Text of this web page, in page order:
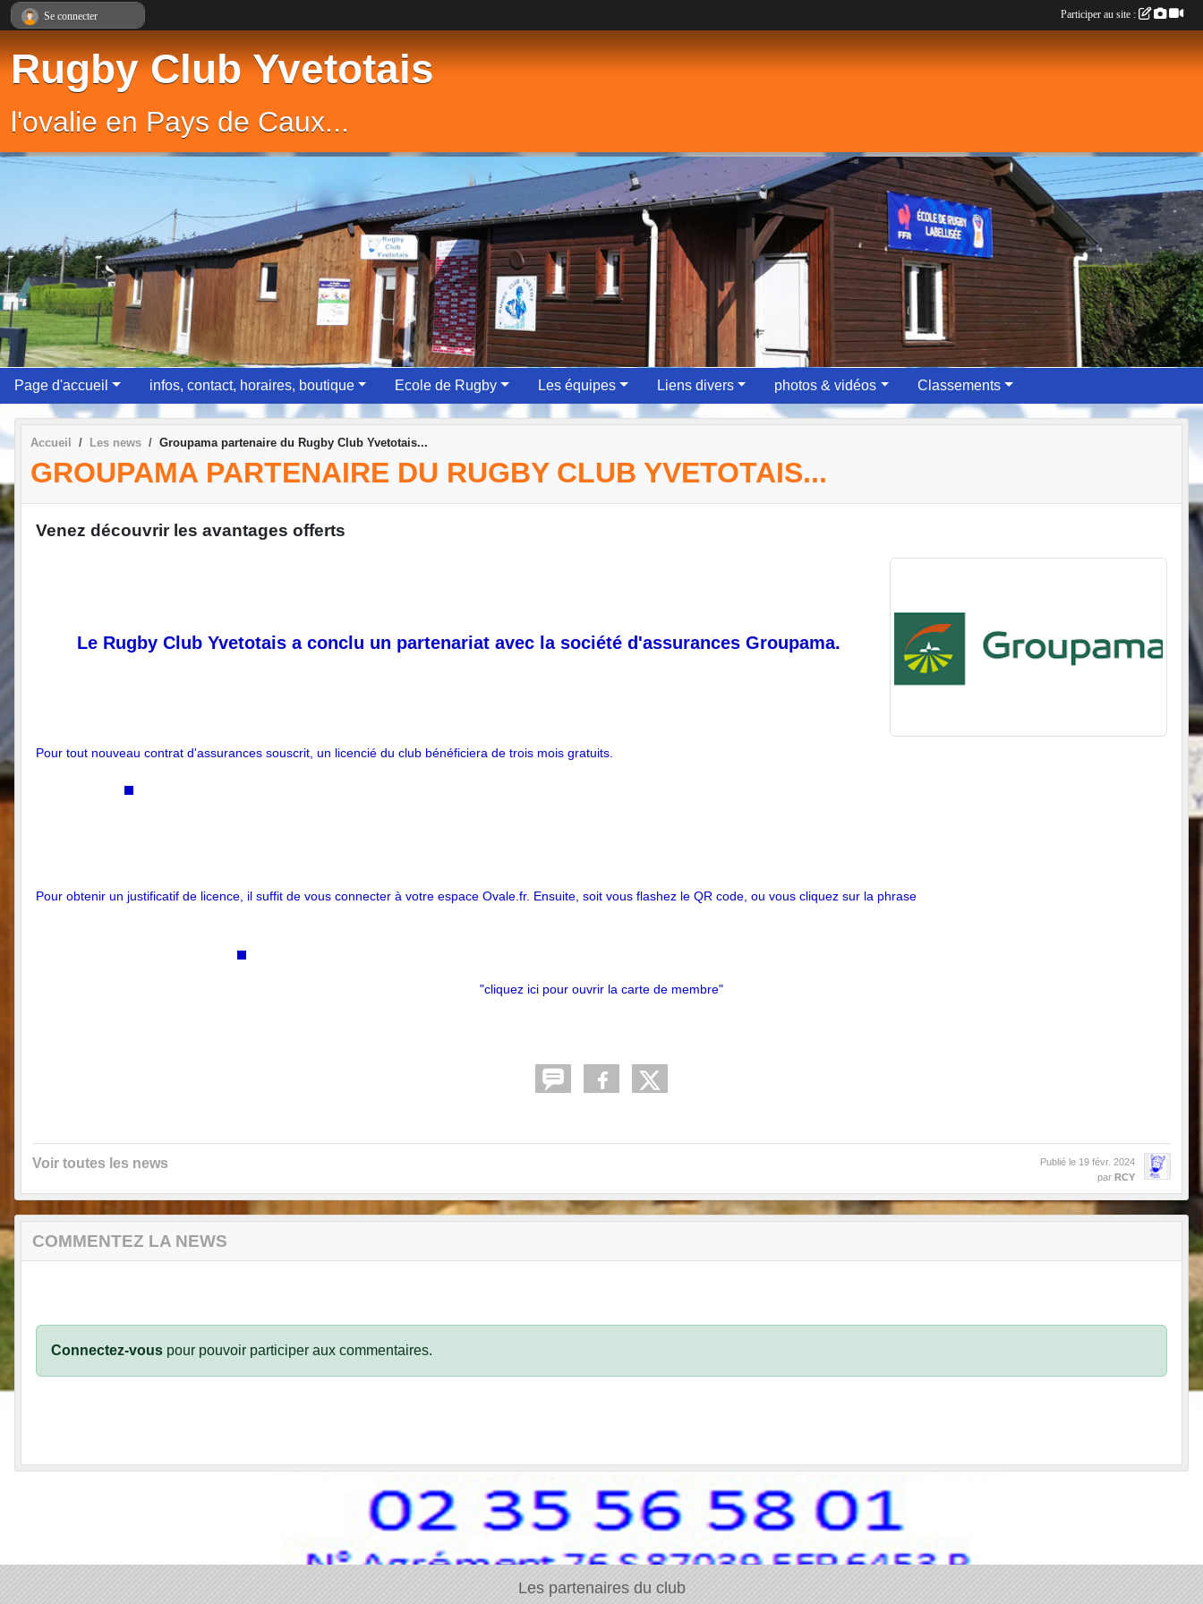
Rugby Club Yvetotais
l'ovalie en Pays de Caux...
Page d'accueil infos, contact, horaires, boutique Ecole de Rugby Les équipes Liens divers photos & vidéos Classements
Accueil Les news Groupama partenaire du Rugby Club Yvetotais...
GROUPAMA PARTENAIRE DU RUGBY CLUB YVETOTAIS...
Venez découvrir les avantages offerts
Le Rugby Club Yvetotais a conclu un partenariat avec la société d'assurances Groupama.
Pour tout nouveau contrat d'assurances souscrit, un licencié du club bénéficiera de trois mois gratuits.
Pour obtenir un justificatif de licence, il suffit de vous connecter à votre espace Ovale.fr. Ensuite, soit vous flashez le QR code, ou vous cliquez sur la phrase
"cliquez ici pour ouvrir la carte de membre"
Voir toutes les news Publié le 19 févr. 2024
par RCY
COMMENTEZ LA NEWS
Connectez-vous pour pouvoir participer aux commentaires.
Les partenaires du club
Se connecter Participer au site :
Panneau de gestion des cookies